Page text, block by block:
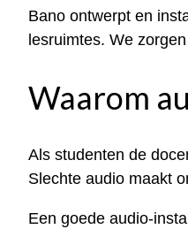
Bano ontwerpt en
lesruimtes. We
Waarom
Als studenten de
Slechte audio maakt
Een goede audio-